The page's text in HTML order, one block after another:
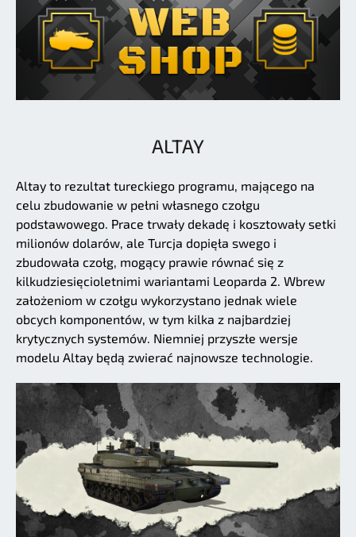
ALTAY
Altay to rezultat tureckiego programu, mającego na
celu zbudowanie w pełni własnego czołgu
podstawowego. Prace trwały dekadę i kosztowały setki
milionów dolarów, ale Turcja dopięła swego i
zbudowała czołg, mogący prawie równać się z
kilkudziesięcioletnimi wariantami Leoparda 2. Wbrew
założeniom w czołgu wykorzystano jednak wiele
obcych komponentów, w tym kilka z najbardziej
krytycznych systemów. Niemniej przyszłe wersje
modelu Altay będą zwierać najnowsze technologie.